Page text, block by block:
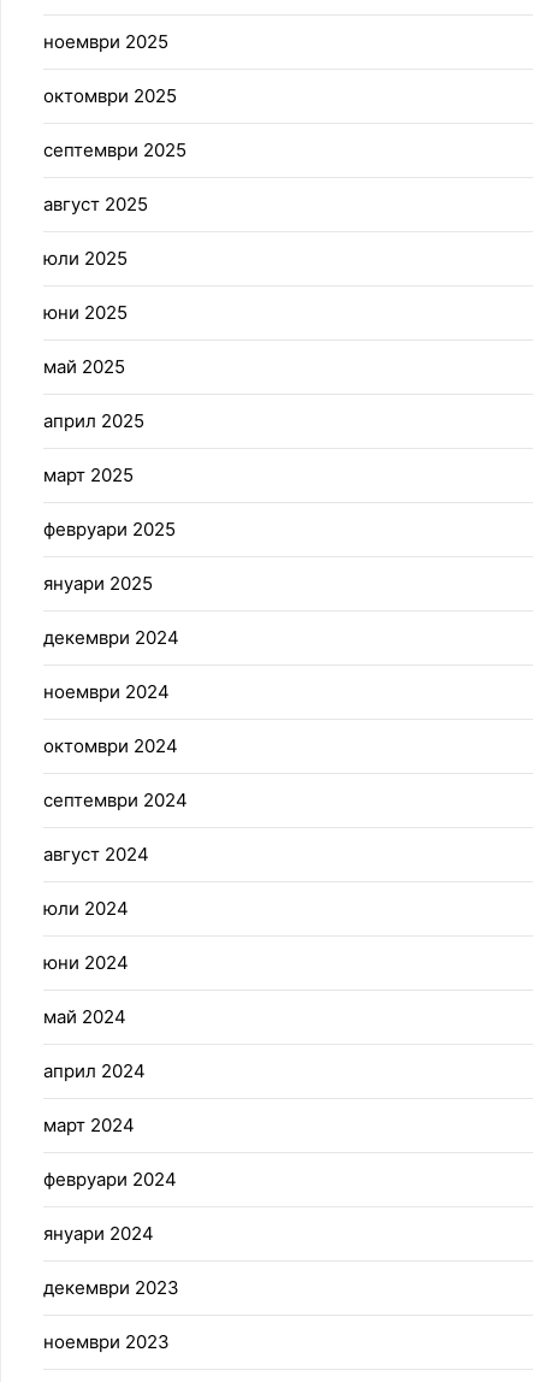
ноември 2025
октомври 2025
септември 2025
август 2025
юли 2025
юни 2025
май 2025
април 2025
март 2025
февруари 2025
януари 2025
декември 2024
ноември 2024
октомври 2024
септември 2024
август 2024
юли 2024
юни 2024
май 2024
април 2024
март 2024
февруари 2024
януари 2024
декември 2023
ноември 2023